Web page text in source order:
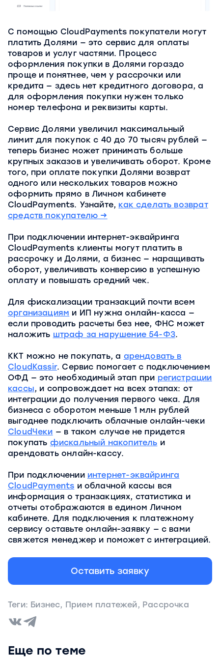
С помощью CloudPayments покупатели могут
платить Долями — это сервис для оплаты
товаров и услуг частями. Процесс
оформления покупки в Долями гораздо
проще и понятнее, чем у рассрочки или
кредита — здесь нет кредитного договора, а
для оформления покупки нужен только
номер телефона и реквизиты карты.
Сервис Долями увеличил максимальный
лимит для покупок с 40 до 70 тысяч рублей —
теперь бизнес может принимать больше
крупных заказов и увеличивать оборот. Кроме
того, при оплате покупки Долями возврат
одного или нескольких товаров можно
оформить прямо в Личном кабинете
CloudPayments. Узнайте, как сделать возврат
средств покупателю →
При подключении интернет-эквайринга
CloudPayments клиенты могут платить в
рассрочку и Долями, а бизнес — наращивать
оборот, увеличивать конверсию в успешную
оплату и повышать средний чек.
Для фискализации транзакций почти всем
организациям и ИП нужна онлайн-касса —
если проводить расчеты без нее, ФНС может
наложить штраф за нарушение 54-ФЗ.
ККТ можно не покупать, а арендовать в
CloudKassir. Сервис помогает с подключением
ОФД — это необходимый этап при регистрации
кассы, и сопровождает на всех этапах: от
интеграции до получения первого чека. Для
бизнеса с оборотом меньше 1 млн рублей
выгоднее подключить облачные онлайн-чеки
CloudЧеки — в таком случае не придется
покупать фискальный накопитель и
арендовать онлайн-кассу.
При подключении интернет-эквайринга
CloudPayments и облачной кассы вся
информация о транзакциях, статистика и
отчеты отображаются в едином Личном
кабинете. Для подключения к платежному
сервису оставьте онлайн-заявку — с вами
свяжется менеджер и поможет с интеграцией.
Оставить заявку
Теги: Бизнес, Прием платежей, Рассрочка
Еще по теме